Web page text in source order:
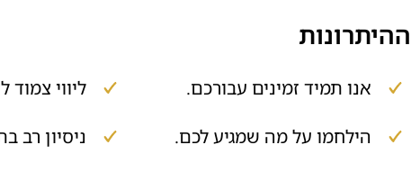
ההיתרונות
אנו תמיד זמינים עבורכם.
הילחמו על מה שמגיע לכם.
ליווי
ניסיון רב